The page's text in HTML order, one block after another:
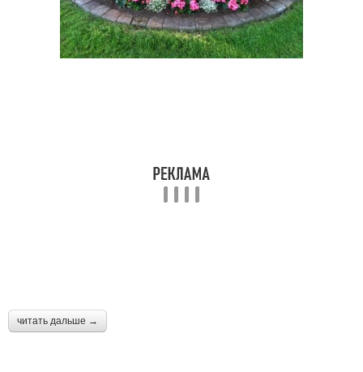
Клумбы из
Многолетний клумба
Клумба из покрышек
читать дальше →